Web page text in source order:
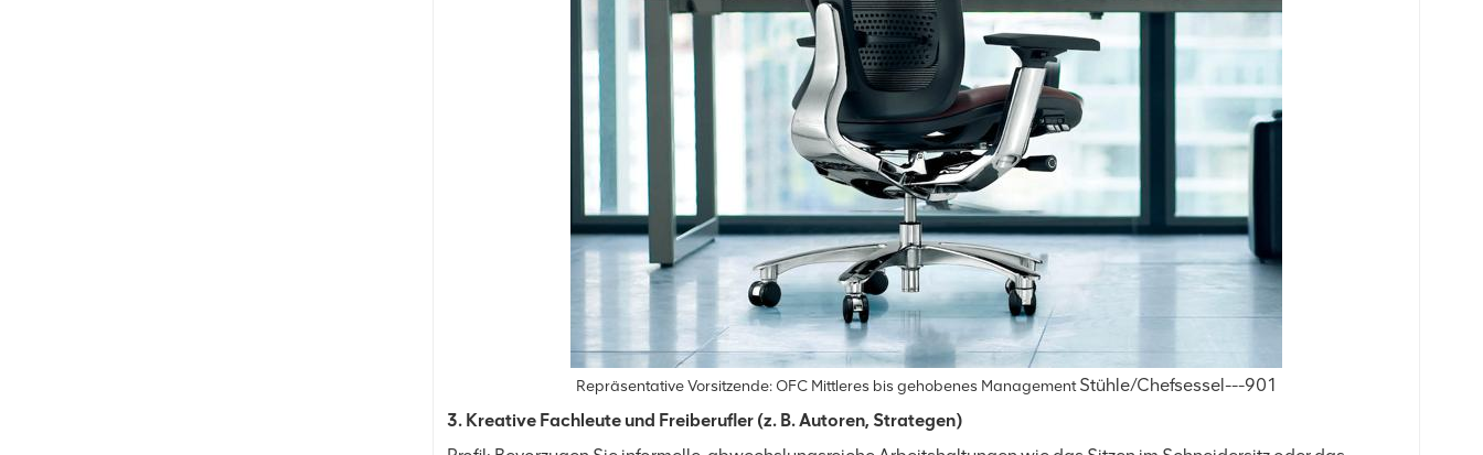
Repräsentative Vorsitzende: OFC Mittleres bis gehobenes ManagementStühle/Chefsessel---901
3. Kreative Fachleute und Freiberufler (z. B. Autoren, Strategen)